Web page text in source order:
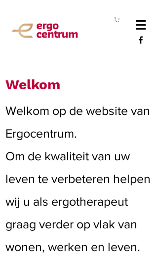
Welkom
Welkom op de website van
Ergocentrum.
Om de kwaliteit van uw
leven te verbeteren helpen
wij u als ergotherapeut
graag verder op vlak van
wonen, werken en leven.